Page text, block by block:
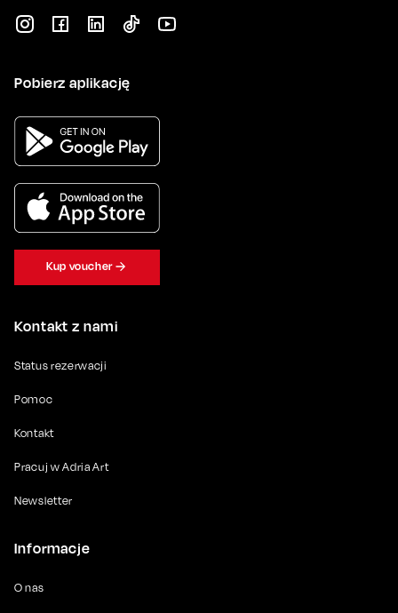
Kontakt z nami
Status rezerwacji
Pomoc
Kontakt
Pracuj w Adria Art
Newsletter
Informacje
O nas
Pobierz aplikację
Kup voucher